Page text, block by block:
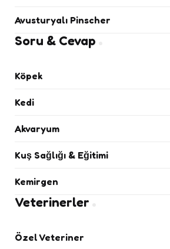
Avusturyalı Pinscher
Soru & Cevap
Köpek
Kedi
Akvaryum
Kuş Sağlığı & Eğitimi
Kemirgen
Veterinerler
Özel Veteriner